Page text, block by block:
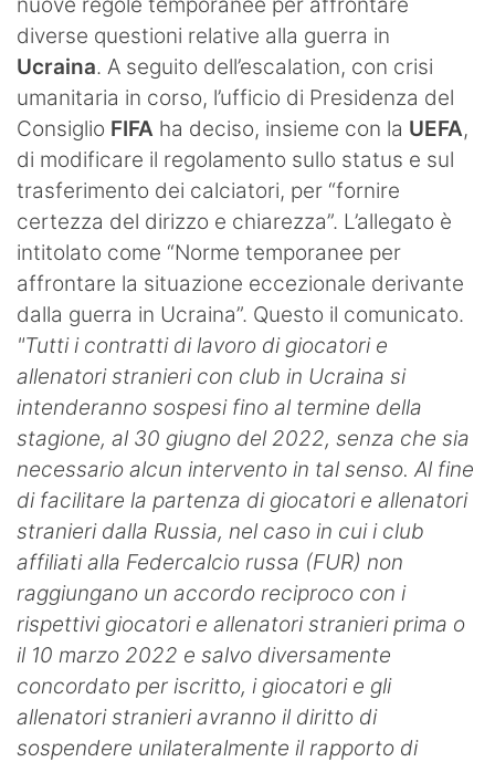
diverse questioni relative alla guerra in
Ucraina. A seguito dell’escalation, con crisi
umanitaria in corso, l’ufficio di Presidenza del
Consiglio FIFA ha deciso, insieme con la UEFA,
di modificare il regolamento sullo status e sul
trasferimento dei calciatori, per “fornire
certezza del dirizzo e chiarezza”. L’allegato è
intitolato come “Norme temporanee per
affrontare la situazione eccezionale derivante
dalla guerra in Ucraina”. Questo il comunicato.
"Tutti i contratti di lavoro di giocatori e
allenatori stranieri con club in Ucraina si
intenderanno sospesi fino al termine della
stagione, al 30 giugno del 2022, senza che sia
necessario alcun intervento in tal senso. Al fine
di facilitare la partenza di giocatori e allenatori
stranieri dalla Russia, nel caso in cui i club
affiliati alla Federcalcio russa (FUR) non
raggiungano un accordo reciproco con i
rispettivi giocatori e allenatori stranieri prima o
il 10 marzo 2022 e salvo diversamente
concordato per iscritto, i giocatori e gli
allenatori stranieri avranno il diritto di
sospendere unilateralmente il rapporto di